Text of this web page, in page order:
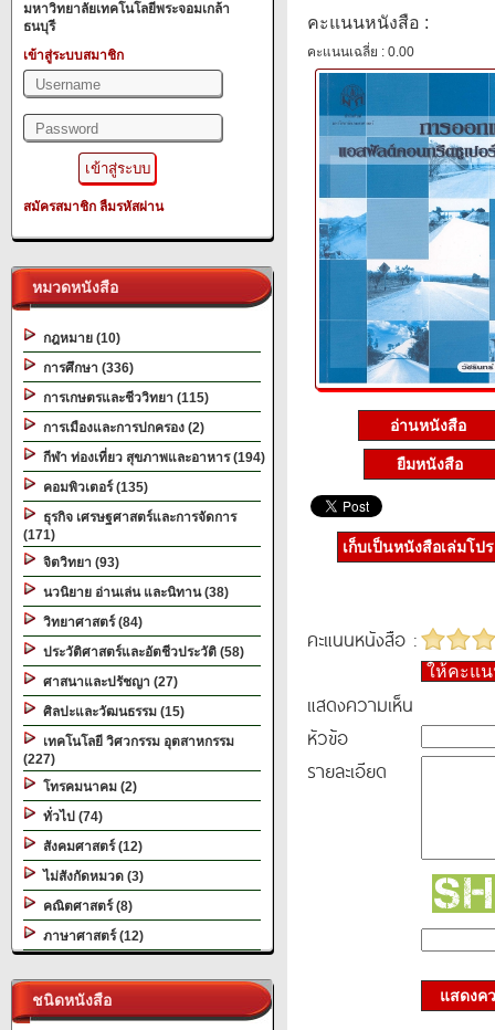
มหาวิทยาลัยเทคโนโลยีพระจอมเกล้า
ธนบุรี
เข้าสู่ระบบสมาชิก
สมัครสมาชิก ลืมรหัสผ่าน
หมวดหนังสือ
กฎหมาย (10)
การศึกษา (336)
การเกษตรและชีววิทยา (115)
การเมืองและการปกครอง (2)
กีฬา ท่องเที่ยว สุขภาพและอาหาร (194)
คอมพิวเตอร์ (135)
ธุรกิจ เศรษฐศาสตร์และการจัดการ
(171)
จิตวิทยา (93)
นวนิยาย อ่านเล่น และนิทาน (38)
วิทยาศาสตร์ (84)
ประวัติศาสตร์และอัตชีวประวัติ (58)
ศาสนาและปรัชญา (27)
ศิลปะและวัฒนธรรม (15)
เทคโนโลยี วิศวกรรม อุตสาหกรรม
(227)
โทรคมนาคม (2)
ทั่วไป (74)
สังคมศาสตร์ (12)
ไม่สังกัดหมวด (3)
คณิตศาสตร์ (8)
ภาษาศาสตร์ (12)
ชนิดหนังสือ
คะแนนหนังสือ :
คะแนนเฉลี่ย : 0.00
อ่านหนังสือ
ยืมหนังสือ
เก็บเป็นหนังสือเล่มโป
คะแนนหนังสือ :
ให้คะแ
แสดงความเห็น
หัวข้อ
รายละเอียด
แสดงค